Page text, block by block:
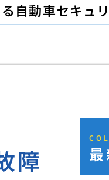
自動車セキュ
障